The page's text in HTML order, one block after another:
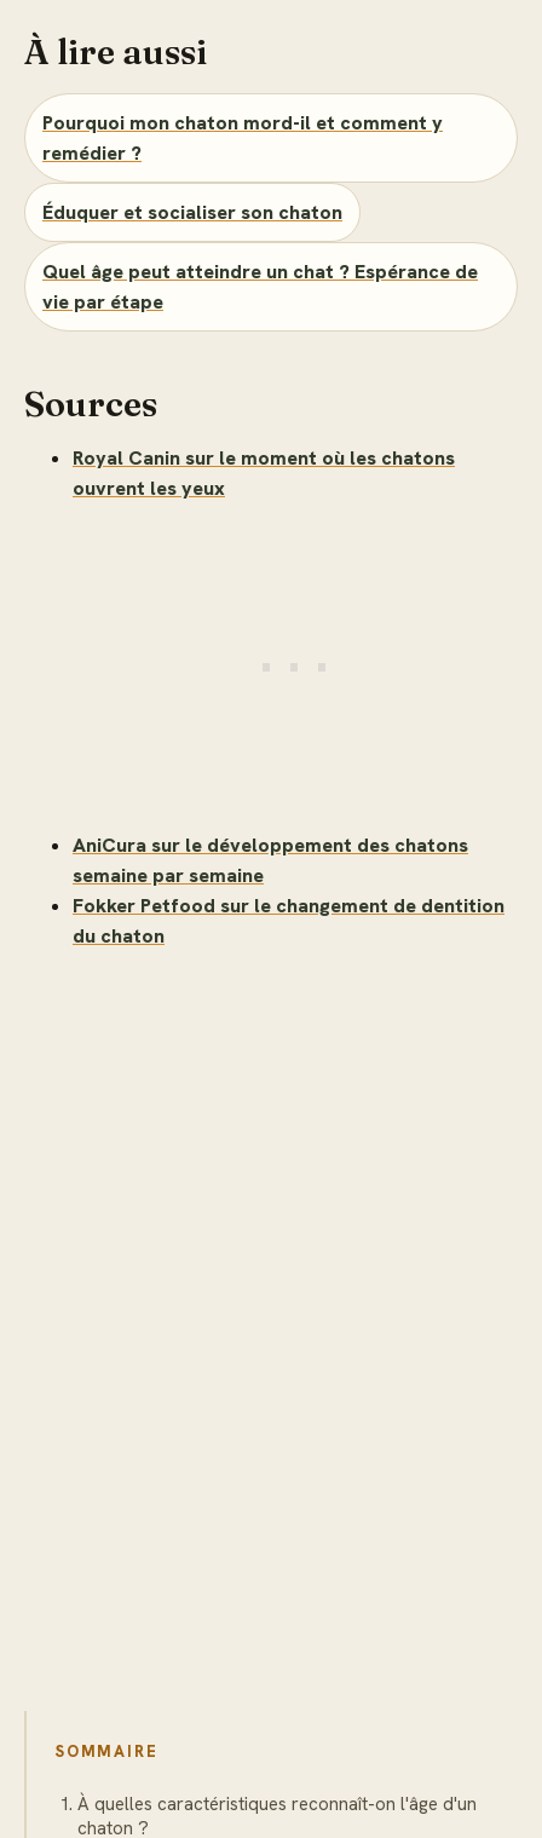
À lire aussi
Pourquoi mon chaton mord-il et comment y
remédier ?
Éduquer et socialiser son chaton
Quel âge peut atteindre un chat ? Espérance de
vie par étape
Sources
Royal Canin sur le moment où les chatons
ouvrent les yeux
AniCura sur le développement des chatons
semaine par semaine
Fokker Petfood sur le changement de dentition
du chaton
SOMMAIRE
À quelles caractéristiques reconnaît-on l'âge d'un
chaton ?